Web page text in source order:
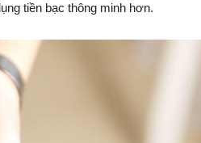
tiền bạc thông minh hơn.